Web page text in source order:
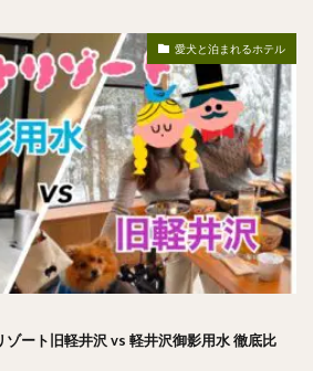
愛犬と泊まれるホテル
ゾート旧軽井沢 vs 軽井沢御影用水 徹底比